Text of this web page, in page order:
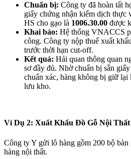
Chuẩn bị: Công ty đã hoàn tất
giấy chứng nhận kiểm dịch thực
HS cho gạo là 1006.30.00 được
Khai báo: Hệ thống VNACCS
công. Công ty nộp thuế xuất
trước thời hạn cut-off.
Kết quả: Hải quan thông quan
sơ đầy đủ. Nhờ chuẩn bị sẵn
chuẩn xác, hàng không bị giữ
lưu kho.
Ví Dụ 2: Xuất Khẩu Đồ Gỗ Nội
Công ty Y gửi lô hàng gồm 200 bộ
hàng nội thất.